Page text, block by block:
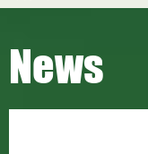
News